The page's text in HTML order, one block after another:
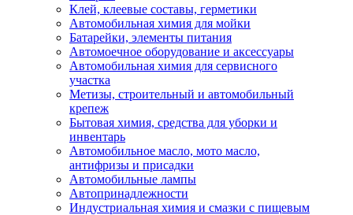
Клей, клеевые составы, герметики
Автомобильная химия для мойки
Батарейки, элементы питания
Автомоечное оборудование и аксессуары
Автомобильная химия для сервисного
участка
Метизы, строительный и автомобильный
крепеж
Бытовая химия, средства для уборки и
инвентарь
Автомобильное масло, мото масло,
антифризы и присадки
Автомобильные лампы
Автопринадлежности
Индустриальная химия и смазки с пищевым